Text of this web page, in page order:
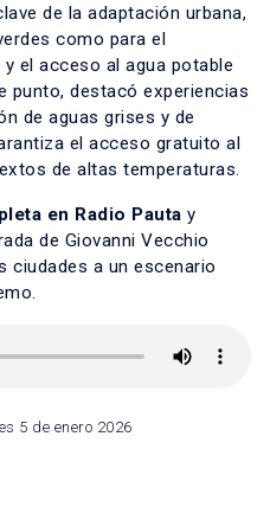
de la adaptación urbana,
como para el
el acceso al agua potable
punto, destacó experiencias
de aguas grises y de
el acceso gratuito al
de altas temperaturas.
en Radio Pauta y
de Giovanni Vecchio
ciudades a un escenario
5 de enero 2026